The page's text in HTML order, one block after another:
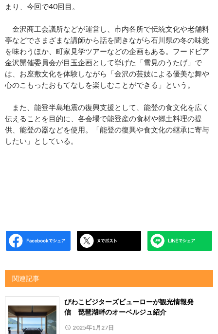
まり、今回で40回目。
金沢商工会議所などが運営し、市内各所で伝統文化や老舗料
亭などでさまざまな講師から話を聞きながら石川県の冬の味覚
を味わうほか、町家見学ツアーなどの企画もある。フードピア
金沢開催委員会が目玉企画として挙げた「雪見のうたげ」で
は、お座敷文化を体験しながら「金沢の芸妓による優美な舞や
心のこもったおもてなしを楽しむことができる」という。
また、能登半島地震の復興支援として、能登の食文化を広く
伝えることを目的に、各会場で能登産の食材や郷土料理の提
供、能登の器などを使用。「能登の復興や食文化の継承に寄与
したい」としている。
関連記事
びわこビジターズビューローが観光情報発
信 琵琶湖畔のオーベルジュ紹介
2025年1月27日